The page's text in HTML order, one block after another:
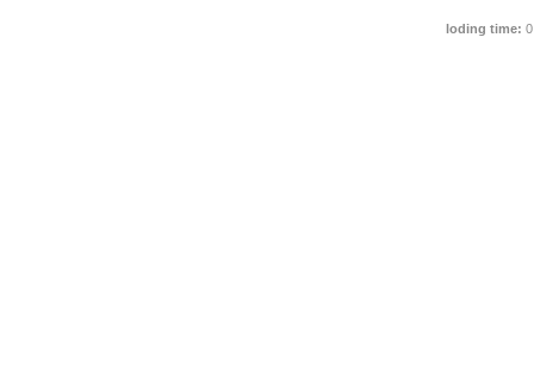
loding time: